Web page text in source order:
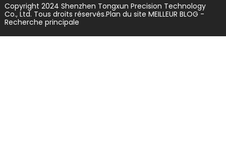
Copyright 2024 Shenzhen Tongxun Precision Technology
Co., Ltd. Tous droits réservés.Plan du site MEILLEUR BLOG -
Recherche principale